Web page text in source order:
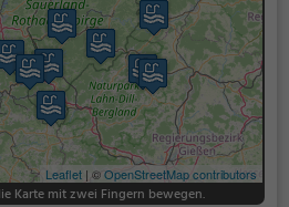
Leaflet | ©OpenStreetMap contributors
Karte mit zwei Fingern bewegen.